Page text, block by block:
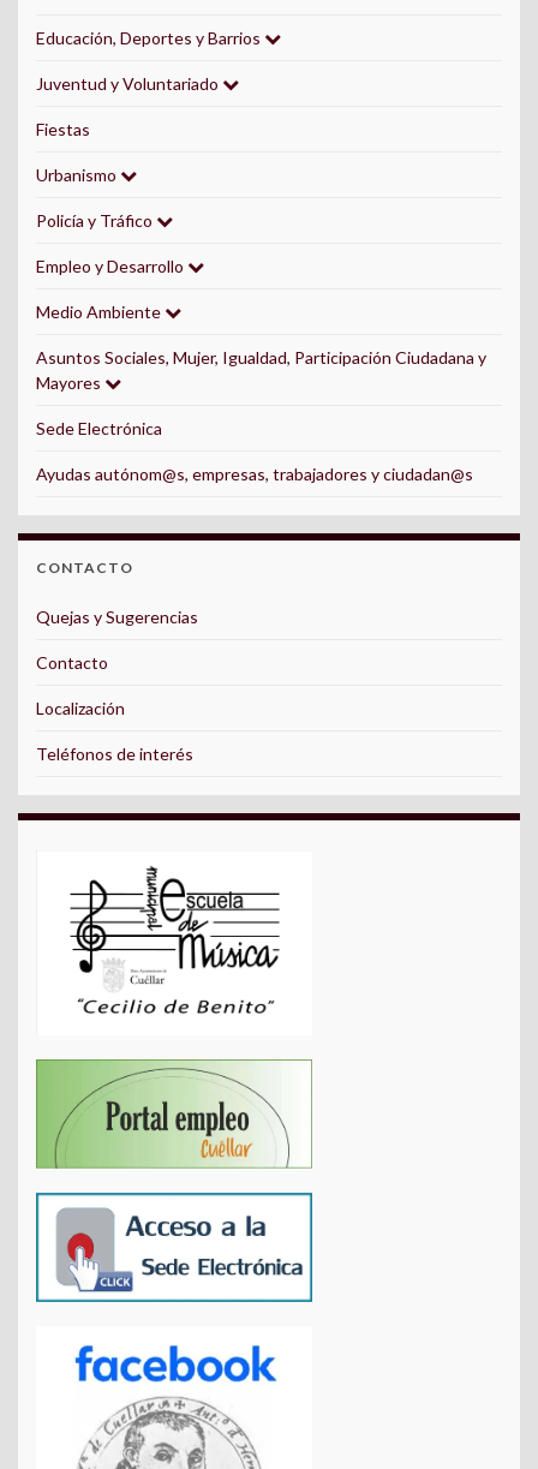
Educación, Deportes y Barrios
Juventud y Voluntariado
Fiestas
Urbanismo
Policía y Tráfico
Empleo y Desarrollo
Medio Ambiente
Asuntos Sociales, Mujer, Igualdad, Participación Ciudadana y
Mayores
Sede Electrónica
Ayudas autónom@s, empresas, trabajadores y ciudadan@s
CONTACTO
Quejas y Sugerencias
Contacto
Localización
Teléfonos de interés